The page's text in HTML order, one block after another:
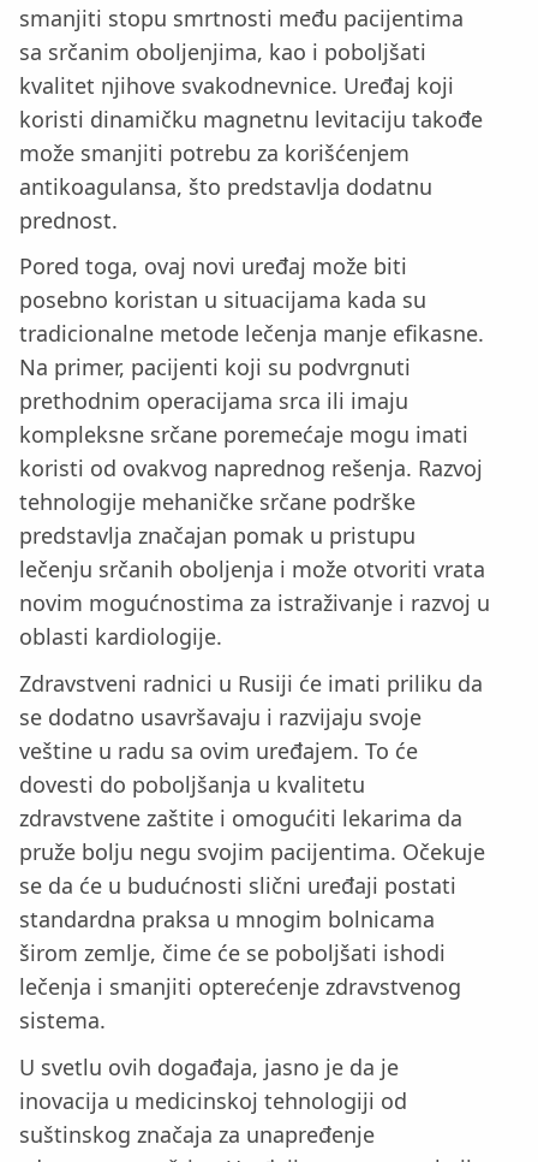
smanjiti stopu smrtnosti među pacijentima
sa srčanim oboljenjima, kao i poboljšati
kvalitet njihove svakodnevnice. Uređaj koji
koristi dinamičku magnetnu levitaciju takođe
može smanjiti potrebu za korišćenjem
antikoagulansa, što predstavlja dodatnu
prednost.
Pored toga, ovaj novi uređaj može biti
posebno koristan u situacijama kada su
tradicionalne metode lečenja manje efikasne.
Na primer, pacijenti koji su podvrgnuti
prethodnim operacijama srca ili imaju
kompleksne srčane poremećaje mogu imati
koristi od ovakvog naprednog rešenja. Razvoj
tehnologije mehaničke srčane podrške
predstavlja značajan pomak u pristupu
lečenju srčanih oboljenja i može otvoriti vrata
novim mogućnostima za istraživanje i razvoj u
oblasti kardiologije.
Zdravstveni radnici u Rusiji će imati priliku da
se dodatno usavršavaju i razvijaju svoje
veštine u radu sa ovim uređajem. To će
dovesti do poboljšanja u kvalitetu
zdravstvene zaštite i omogućiti lekarima da
pruže bolju negu svojim pacijentima. Očekuje
se da će u budućnosti slični uređaji postati
standardna praksa u mnogim bolnicama
širom zemlje, čime će se poboljšati ishodi
lečenja i smanjiti opterećenje zdravstvenog
sistema.
U svetlu ovih događaja, jasno je da je
inovacija u medicinskoj tehnologiji od
suštinskog značaja za unapređenje